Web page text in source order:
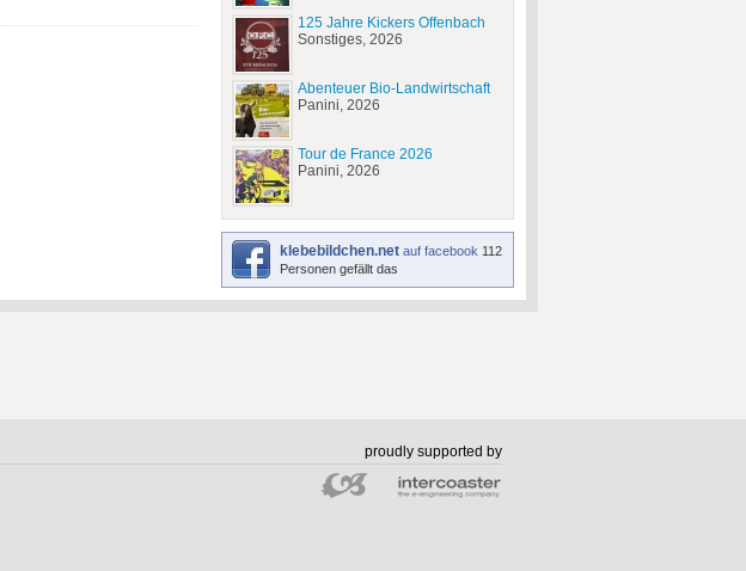
125 Jahre Kickers Offenbach
Sonstiges, 2026
Abenteuer Bio-Landwirtschaft
Panini, 2026
Tour de France 2026
Panini, 2026
klebebildchen.netauf facebook 112
Personen gefällt das
proudly supported by